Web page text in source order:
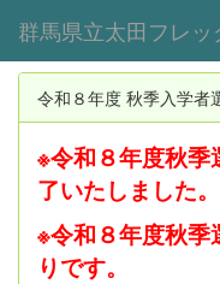
群馬県立太田フレ
令和８年度 秋季入学者
※令和８年度秋季
了いたしました。
※令和８年度秋季
りです。